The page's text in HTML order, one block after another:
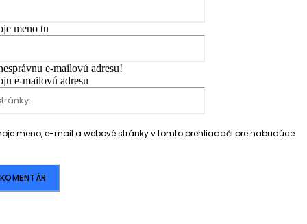
meno tu
e-mailovú adresu!
e-mailovú adresu
meno, e-mail a webové stránky v tomto prehliadači pre nabudúce